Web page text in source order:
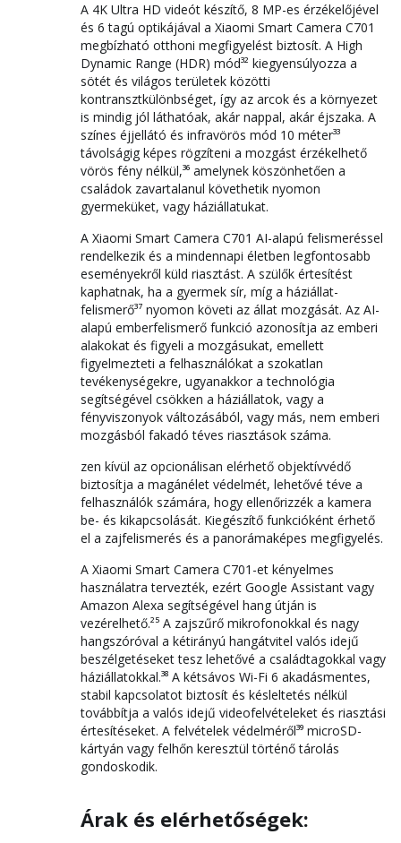
A 4K Ultra HD videót készítő, 8 MP-es érzékelőjével
és 6 tagú optikájával a Xiaomi Smart Camera C701
megbízható otthoni megfigyelést biztosít. A High
Dynamic Range (HDR) mód³² kiegyensúlyozza a
sötét és világos területek közötti
kontransztkülönbséget, így az arcok és a környezet
is mindig jól láthatóak, akár nappal, akár éjszaka. A
színes éjjellátó és infravörös mód 10 méter³³
távolságig képes rögzíteni a mozgást érzékelhető
vörös fény nélkül,³⁶ amelynek köszönhetően a
családok zavartalanul követhetik nyomon
gyermeküket, vagy háziállatukat.
A Xiaomi Smart Camera C701 AI-alapú felismeréssel
rendelkezik és a mindennapi életben legfontosabb
eseményekről küld riasztást. A szülők értesítést
kaphatnak, ha a gyermek sír, míg a háziállat-
felismerő³⁷ nyomon követi az állat mozgását. Az AI-
alapú emberfelismerő funkció azonosítja az emberi
alakokat és figyeli a mozgásukat, emellett
figyelmezteti a felhasználókat a szokatlan
tevékenységekre, ugyanakkor a technológia
segítségével csökken a háziállatok, vagy a
fényviszonyok változásából, vagy más, nem emberi
mozgásból fakadó téves riasztások száma.
zen kívül az opcionálisan elérhető objektívvédő
biztosítja a magánélet védelmét, lehetővé téve a
felhasználók számára, hogy ellenőrizzék a kamera
be- és kikapcsolását. Kiegészítő funkcióként érhető
el a zajfelismerés és a panorámaképes megfigyelés.
A Xiaomi Smart Camera C701-et kényelmes
használatra tervezték, ezért Google Assistant vagy
Amazon Alexa segítségével hang útján is
vezérelhető.²⁵ A zajszűrő mikrofonokkal és nagy
hangszóróval a kétirányú hangátvitel valós idejű
beszélgetéseket tesz lehetővé a családtagokkal vagy
háziállatokkal.³⁸ A kétsávos Wi-Fi 6 akadásmentes,
stabil kapcsolatot biztosít és késleltetés nélkül
továbbítja a valós idejű videofelvételeket és riasztási
értesítéseket. A felvételek védelméről³⁹ microSD-
kártyán vagy felhőn keresztül történő tárolás
gondoskodik.
Árak és elérhetőségek: